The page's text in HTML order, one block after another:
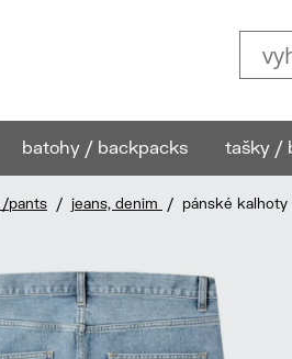
batohy / backpacks tašky /
/pants / jeans, denim / pánské kalhoty